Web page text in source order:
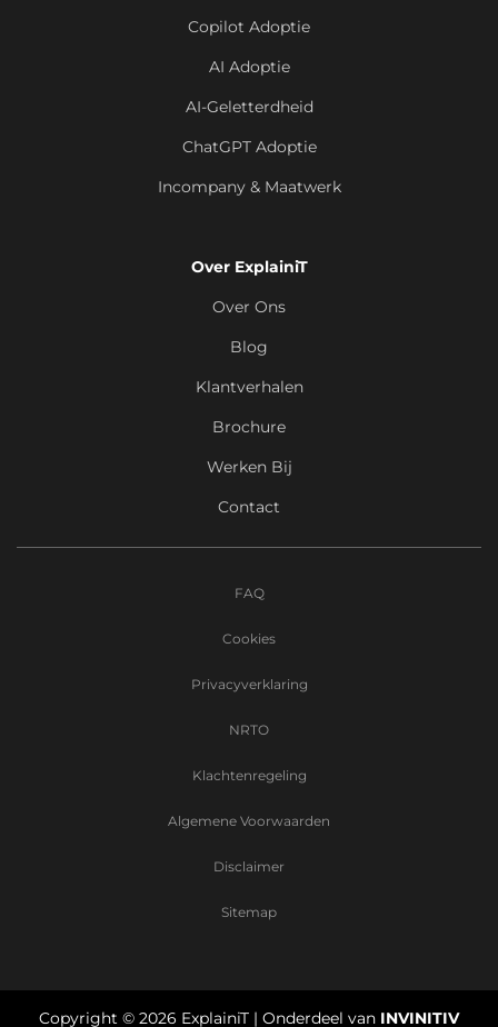
Copilot Adoptie
AI Adoptie
AI-Geletterdheid
ChatGPT Adoptie
Incompany & Maatwerk
Over ExplainiT
Over Ons
Blog
Klantverhalen
Brochure
Werken Bij
Contact
FAQ
Cookies
Privacyverklaring
NRTO
Klachtenregeling
Algemene Voorwaarden
Disclaimer
Sitemap
Copyright © 2026 ExplainiT | Onderdeel van INVINITIV